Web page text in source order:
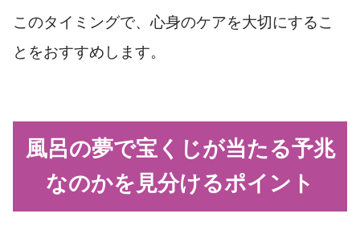
このタイミングで、心身のケアを大切にするこ
とをおすすめします。
風呂の夢で宝くじが当たる予兆
なのかを見分けるポイント